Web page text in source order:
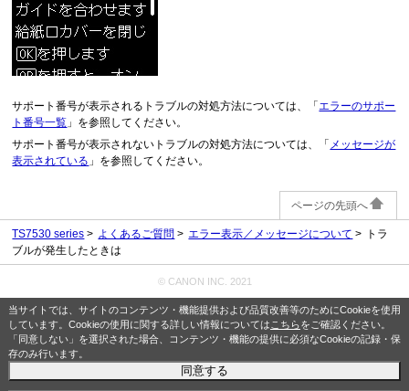
当サイトでは、サイトのコンテンツ・機能提供および品質改善等のためにCookieを使用
しています。Cookieの使用に関する詳しい情報については こちらをご確認ください。
「同意しない」を選択された場合、コンテンツ・機能の提供に必須なCookieの記録・保
存のみ行います。
同意する
サポート番号が表示されるトラブルの対処方法については、「エラーのサポー
ト番号一覧 」を参照してください。
サポート番号が表示されないトラブルの対処方法については、「 メッセージが
表示されている 」を参照してください。
ページの先頭へ
TS7530 series よくあるご質問 エラー表示／メッセージについて
トラ
ブルが発生したときは
© CANON INC. 2021